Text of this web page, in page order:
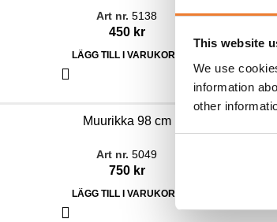
This website
We use
information
other
Art nr. 5138
450 kr
LÄGG TILL I VARUKORG
Muurikka 98 cm
Art nr. 5049
750 kr
LÄGG TILL I VARUKORG